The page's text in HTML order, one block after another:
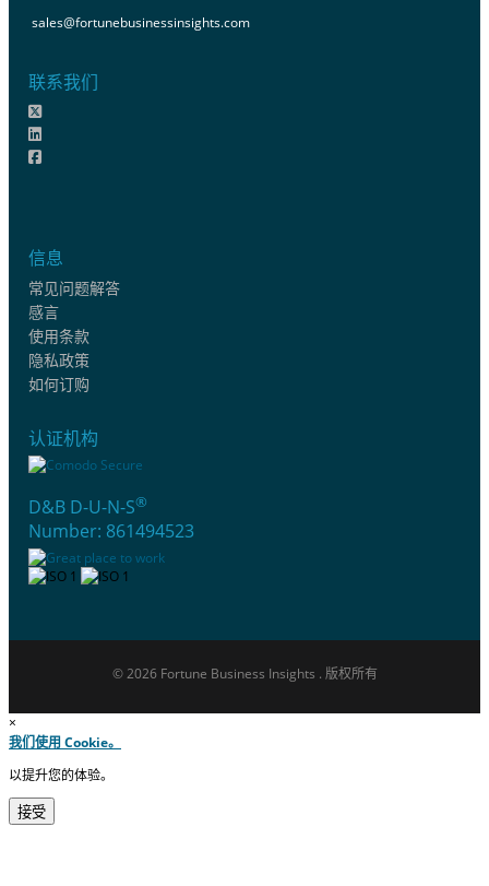
sales@fortunebusinessinsights.com
联系我们
信息
常见问题解答
感言
使用条款
隐私政策
如何订购
认证机构
D&B D-U-N-S®
Number: 861494523
© 2026 Fortune Business Insights . 版权所有
×
我们使用 Cookie。
以提升您的体验。
接受